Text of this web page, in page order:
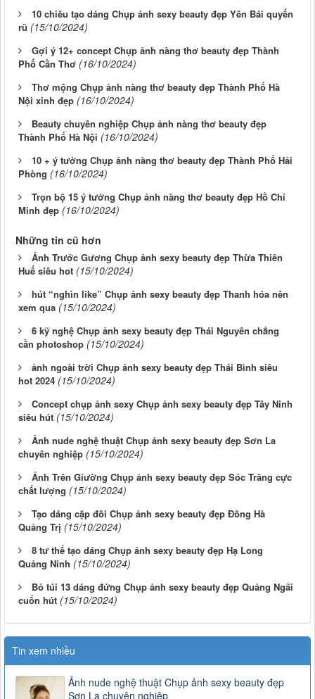
10 chiêu tạo dáng Chụp ảnh sexy beauty đẹp Yên Bái quyến
rũ (15/10/2024)
Gợi ý 12+ concept Chụp ảnh nàng thơ beauty đẹp Thành
Phố Cần Thơ (16/10/2024)
Thơ mộng Chụp ảnh nàng thơ beauty đẹp Thành Phố Hà
Nội xinh đẹp (16/10/2024)
Beauty chuyên nghiệp Chụp ảnh nàng thơ beauty đẹp
Thành Phố Hà Nội (16/10/2024)
10 + ý tưởng Chụp ảnh nàng thơ beauty đẹp Thành Phố Hải
Phòng (16/10/2024)
Trọn bộ 15 ý tưởng Chụp ảnh nàng thơ beauty đẹp Hồ Chí
Minh đẹp (16/10/2024)
Những tin cũ hơn
Ảnh Trước Gương Chụp ảnh sexy beauty đẹp Thừa Thiên
Huế siêu hot (15/10/2024)
hút “nghìn like” Chụp ảnh sexy beauty đẹp Thanh hóa nên
xem qua (15/10/2024)
6 kỹ nghệ Chụp ảnh sexy beauty đẹp Thái Nguyên chẳng
cần photoshop (15/10/2024)
ảnh ngoài trời Chụp ảnh sexy beauty đẹp Thái Bình siêu
hot 2024 (15/10/2024)
Concept chụp ảnh sexy Chụp ảnh sexy beauty đẹp Tây Ninh
siêu hút (15/10/2024)
Ảnh nude nghệ thuật Chụp ảnh sexy beauty đẹp Sơn La
chuyên nghiệp (15/10/2024)
Ảnh Trên Giường Chụp ảnh sexy beauty đẹp Sóc Trăng cực
chất lượng (15/10/2024)
Tạo dáng cặp đôi Chụp ảnh sexy beauty đẹp Đông Hà
Quảng Trị (15/10/2024)
8 tư thế tạo dáng Chụp ảnh sexy beauty đẹp Hạ Long
Quảng Ninh (15/10/2024)
Bỏ túi 13 dáng đứng Chụp ảnh sexy beauty đẹp Quảng Ngãi
cuốn hút (15/10/2024)
Tin xem nhiều
Ảnh nude nghệ thuật Chụp ảnh sexy beauty đẹp
Sơn La chuyên nghiệp